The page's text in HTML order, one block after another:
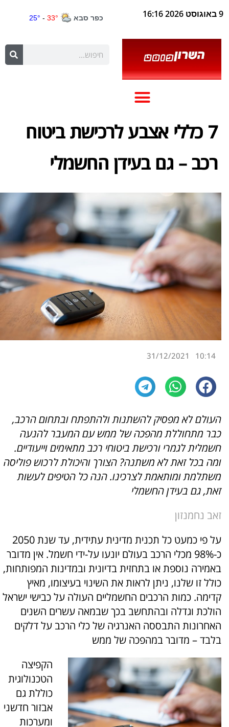
9 באוגוסט 2026 16:16
7 כללי אצבע לרכישת ביטוח
רכב – גם בעידן החשמלי
10:14
31/12/2021
העולם לא מפסיק להשתנות ולהתפתח ובתחום הרכב,
כבר מתחוללת מהפכה של ממש עם המעבר להנעה
חשמלית לגמרי ורכישת ביטוחי רכב מתאימים וייעודיים.
ומה בכל זאת לא משתנה? הצורך והיכולת לרכוש פוליסה
משתלמת ומותאמת לצרכינו. הנה כל הטיפים לעשות
זאת, גם בעידן החשמלי
זאב נחמנזון
על פי כמעט כל תכנית מדינית עתידית, עד שנת 2050
כ-98% מכלי הרכב בעולם יונעו על-ידי חשמל. אין מדובר
באמירה נוספת או בתחזית בדיונית ובמדינות המפותחות,
כולל זו שלנו, ניתן לראות את השינוי בעיצומו, מאיץ
קדימה. כמות הרכבים החשמליים העולה על כבישי ישראל
הולכת וגדלה ובהתחשב בכך שבמאה עשרים השנים
האחרונות התבססה האנרגיה של כלי הרכב על דלקים
בלבד – מדובר במהפכה של ממש
הקפיצה
הטכנולוגית
כוללת גם
אבזור חדשני
ומערכות